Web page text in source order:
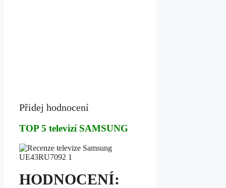
Přidej hodnocení
TOP 5 televizí SAMSUNG
HODNOCENÍ: